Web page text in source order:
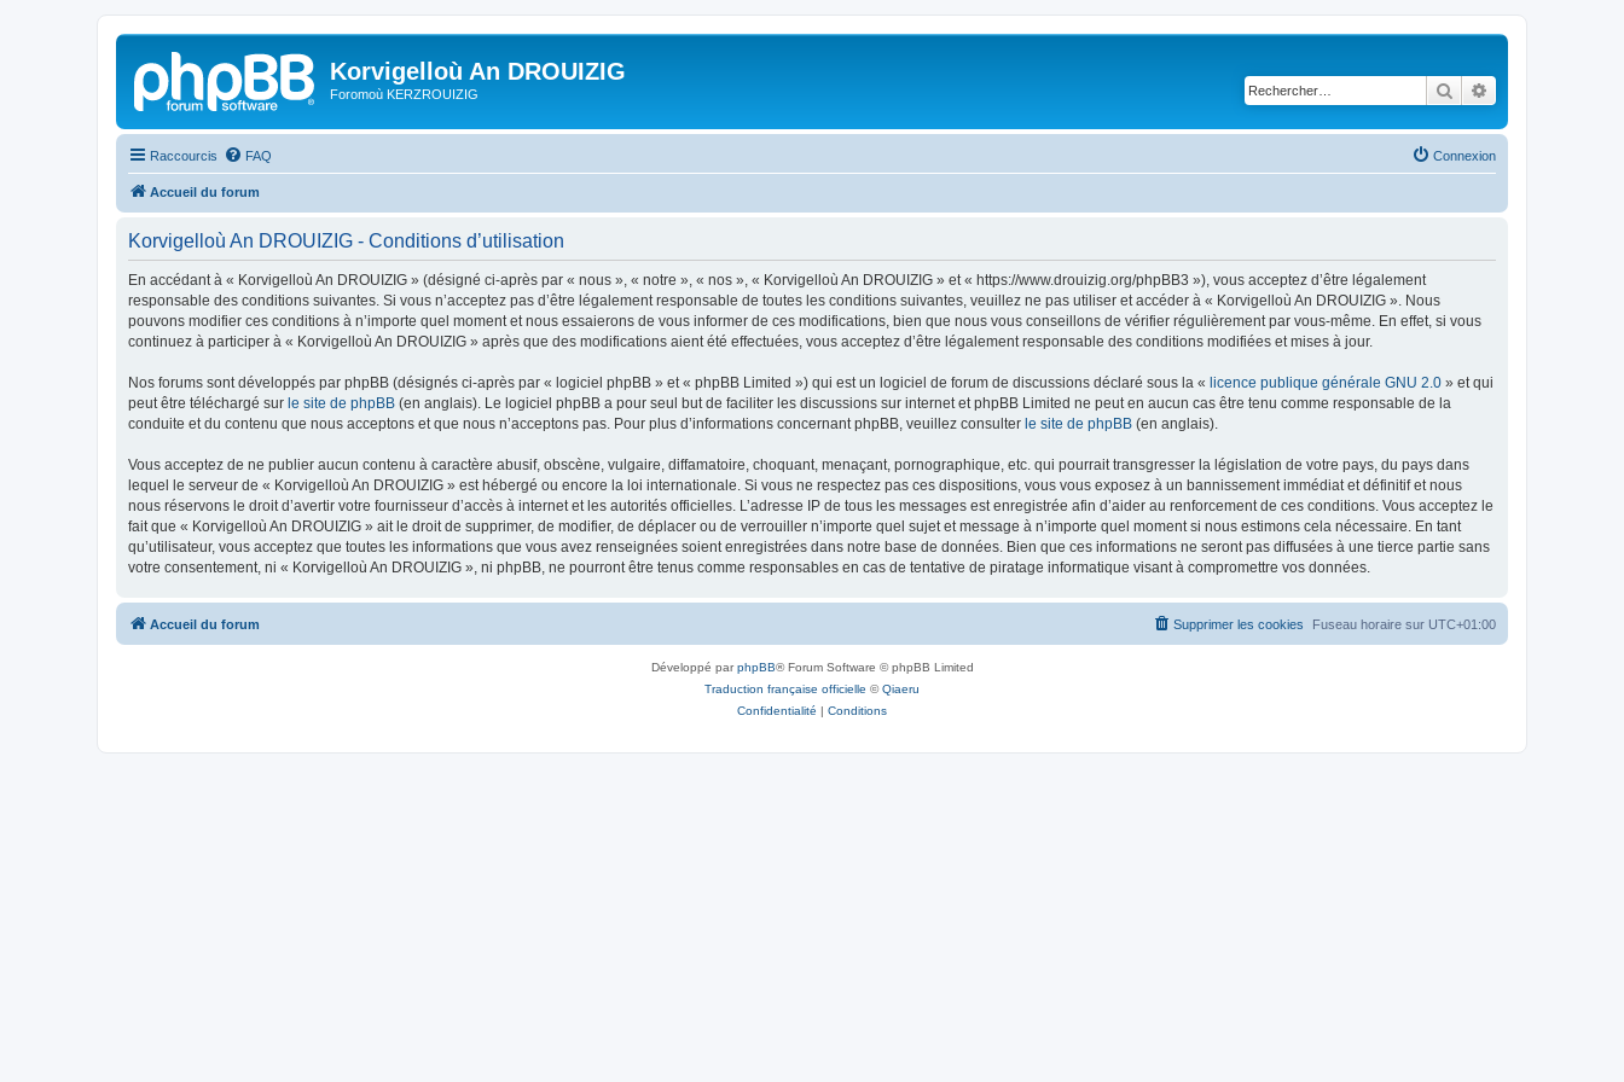
Korvigelloù An DROUIZIG
Foromoù KERZROUIZIG Rechercher
Raccourcis FAQ Connexion
Accueil du forum
Korvigelloù An DROUIZIG - Conditions d’utilisation
En accédant à « Korvigelloù An DROUIZIG » (désigné ci-après par « nous », « notre », « nos », « Korvigelloù An DROUIZIG » et « https://www.drouizig.org/phpBB3 »), vous acceptez d’être légalement
responsable des conditions suivantes. Si vous n’acceptez pas d’être légalement responsable de toutes les conditions suivantes, veuillez ne pas utiliser et accéder à « Korvigelloù An DROUIZIG ». Nous
pouvons modifier ces conditions à n’importe quel moment et nous essaierons de vous informer de ces modifications, bien que nous vous conseillons de vérifier régulièrement par vous-même. En effet, si vous
continuez à participer à « Korvigelloù An DROUIZIG » après que des modifications aient été effectuées, vous acceptez d’être légalement responsable des conditions modifiées et mises à jour.
Nos forums sont développés par phpBB (désignés ci-après par « logiciel phpBB » et « phpBB Limited ») qui est un logiciel de forum de discussions déclaré sous la « licence publique générale GNU 2.0 » et qui
peut être téléchargé sur le site de phpBB (en anglais). Le logiciel phpBB a pour seul but de faciliter les discussions sur internet et phpBB Limited ne peut en aucun cas être tenu comme responsable de la
conduite et du contenu que nous acceptons et que nous n’acceptons pas. Pour plus d’informations concernant phpBB, veuillez consulter le site de phpBB (en anglais).
Vous acceptez de ne publier aucun contenu à caractère abusif, obscène, vulgaire, diffamatoire, choquant, menaçant, pornographique, etc. qui pourrait transgresser la législation de votre pays, du pays dans
lequel le serveur de « Korvigelloù An DROUIZIG » est hébergé ou encore la loi internationale. Si vous ne respectez pas ces dispositions, vous vous exposez à un bannissement immédiat et définitif et nous
nous réservons le droit d’avertir votre fournisseur d’accès à internet et les autorités officielles. L’adresse IP de tous les messages est enregistrée afin d’aider au renforcement de ces conditions. Vous acceptez le
fait que « Korvigelloù An DROUIZIG » ait le droit de supprimer, de modifier, de déplacer ou de verrouiller n’importe quel sujet et message à n’importe quel moment si nous estimons cela nécessaire. En tant
qu’utilisateur, vous acceptez que toutes les informations que vous avez renseignées soient enregistrées dans notre base de données. Bien que ces informations ne seront pas diffusées à une tierce partie sans
votre consentement, ni « Korvigelloù An DROUIZIG », ni phpBB, ne pourront être tenus comme responsables en cas de tentative de piratage informatique visant à compromettre vos données.
Accueil du forum Fuseau horaire sur UTC+01:00
Supprimer les cookies
Développé parphpBB® Forum Software © phpBB Limited
Traduction française officielle ©Qiaeru
Confidentialité | Conditions